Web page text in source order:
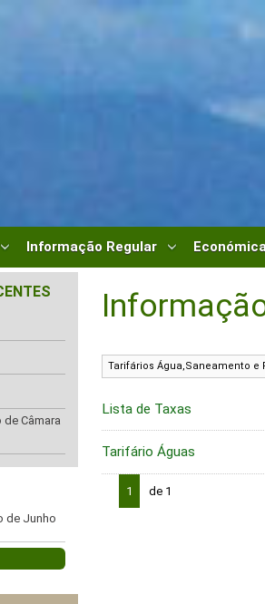
Informação Regular
Câmara
de Junho
Lista de Taxas
Tarifário Águas
1 de 1